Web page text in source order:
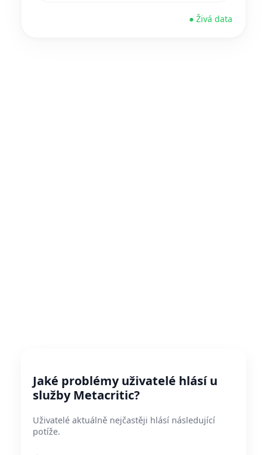
● Živá data
Jaké problémy uživatelé hlásí u
služby Metacritic?
Uživatelé aktuálně nejčastěji hlásí následující
potíže.